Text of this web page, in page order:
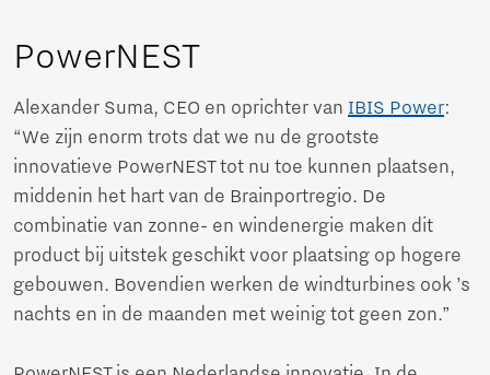
PowerNEST
Alexander Suma, CEO en oprichter van IBIS Power:
“We zijn enorm trots dat we nu de grootste
innovatieve PowerNEST tot nu toe kunnen plaatsen,
middenin het hart van de Brainportregio. De
combinatie van zonne- en windenergie maken dit
product bij uitstek geschikt voor plaatsing op hogere
gebouwen. Bovendien werken de windturbines ook ’s
nachts en in de maanden met weinig tot geen zon.”